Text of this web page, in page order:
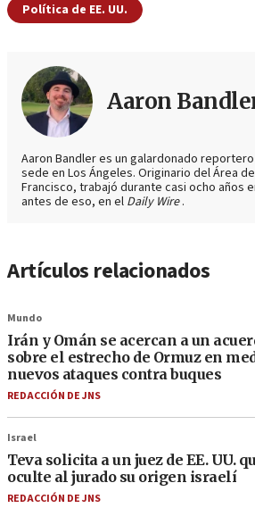
Política de EE. UU.
Aaron
Aaron Bandler es un galardonado
sede en Los Ángeles. Originario del Área
Francisco, trabajó durante casi ocho años
antes de eso, en el Daily Wire.
Artículos relacionados
Mundo
Irán y Omán se acercan a un
sobre el estrecho de Ormuz en
nuevos ataques contra buques
REDACCIÓN DE JNS
Israel
Teva solicita a un juez de EE. UU.
oculte al jurado su origen israelí
REDACCIÓN DE JNS